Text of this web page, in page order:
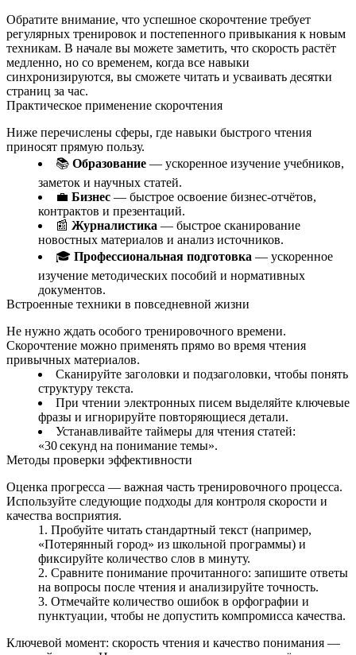
Обратите внимание, что успешное скорочтение требует
регулярных тренировок и постепенного привыкания к новым
техникам. В начале вы можете заметить, что скорость растёт
медленно, но со временем, когда все навыки
синхронизируются, вы сможете читать и усваивать десятки
страниц за час.
Практическое применение скорочтения
Ниже перечислены сферы, где навыки быстрого чтения
приносят прямую пользу.
📚 Образование — ускоренное изучение учебников,
заметок и научных статей.
💼 Бизнес — быстрое освоение бизнес‑отчётов,
контрактов и презентаций.
📰 Журналистика — быстрое сканирование
новостных материалов и анализ источников.
🎓 Профессиональная подготовка — ускоренное
изучение методических пособий и нормативных
документов.
Встроенные техники в повседневной жизни
Не нужно ждать особого тренировочного времени.
Скорочтение можно применять прямо во время чтения
привычных материалов.
Сканируйте заголовки и подзаголовки, чтобы понять
структуру текста.
При чтении электронных писем выделяйте ключевые
фразы и игнорируйте повторяющиеся детали.
Устанавливайте таймеры для чтения статей:
«30 секунд на понимание темы».
Методы проверки эффективности
Оценка прогресса — важная часть тренировочного процесса.
Используйте следующие подходы для контроля скорости и
качества восприятия.
Пробуйте читать стандартный текст (например,
«Потерянный город» из школьной программы) и
фиксируйте количество слов в минуту.
Сравните понимание прочитанного: запишите ответы
на вопросы после чтения и анализируйте точность.
Отмечайте количество ошибок в орфографии и
пунктуации, чтобы не допустить компромисса качества.
Ключевой момент: скорость чтения и качество понимания —